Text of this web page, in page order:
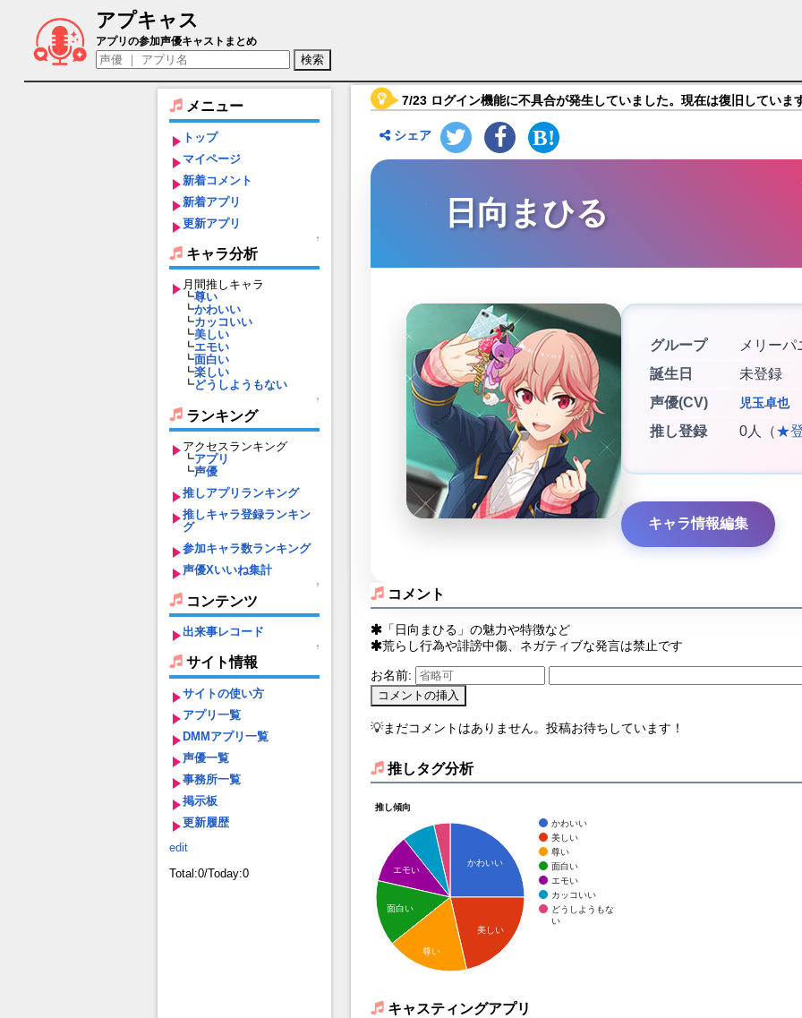
アプキャス
日向まひる（声優：児玉卓也)【ダンキラ!!! - Boys, be DANCING! -】キャラ紹介
アプリの参加声優キャストまとめ
メニュー
トップ
マイページ
新着コメント
新着アプリ
更新アプリ
↑
キャラ分析
月間推しキャラ
┗尊い
┗かわいい
┗カッコいい
┗美しい
┗エモい
┗面白い
┗楽しい
┗どうしようもない
↑
ランキング
アクセスランキング
┗アプリ
┗声優
推しアプリランキング
推しキャラ登録ランキン
グ
参加キャラ数ランキング
声優Xいいね集計
↑
コンテンツ
出来事レコード
↑
サイト情報
サイトの使い方
アプリ一覧
DMMアプリ一覧
声優一覧
事務所一覧
掲示板
更新履歴
edit
Total:0/Today:0
7/23 ログイン機能に不具合が発生していました。現在は復旧していま
シェア
日向まひる
グループ
メリーパ
誕生日
未登録
声優(CV)
児玉卓也
推し登録 0人（★
キャラ情報編集
コメント
「日向まひる」の魅力や特徴など
荒らし行為や誹謗中傷、ネガティブな発言は禁止です
お名前:
💡まだコメントはありません。投稿お待ちしています！
推しタグ分析
推し傾向
かわいい
美しい
尊い
面白い
エモい
カッコいい
どうしようもな
い
かわいい
美しい
エモい
面白い
尊い
キャスティングアプリ